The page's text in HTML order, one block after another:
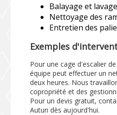
Balayage et
Nettoyage des
Entretien des
Exemples
Pour une cage d'escalier
équipe peut effectuer un
deux heures. Nous
copropriété et des
Pour un devis gratuit,
Autun dès aujourd'hui.